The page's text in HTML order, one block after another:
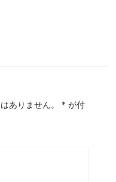
ありません。 * が付